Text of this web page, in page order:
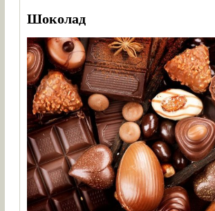
Шоколад